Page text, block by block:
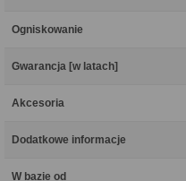
Ogniskowanie
Gwarancja [w latach]
Akcesoria
Dodatkowe informacje
W bazie od